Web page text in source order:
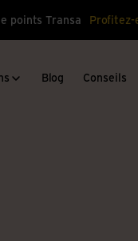
points Transa Profitez-
Blog Conseils